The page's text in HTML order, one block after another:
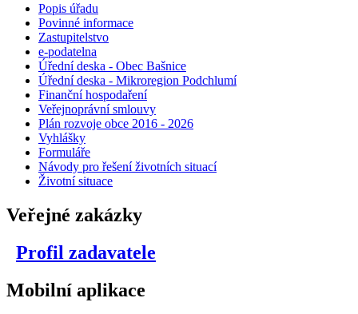
Popis úřadu
Povinné informace
Zastupitelstvo
e-podatelna
Úřední deska - Obec Bašnice
Úřední deska - Mikroregion Podchlumí
Finanční hospodaření
Veřejnoprávní smlouvy
Plán rozvoje obce 2016 - 2026
Vyhlášky
Formuláře
Návody pro řešení životních situací
Životní situace
Veřejné zakázky
Profil zadavatele
Mobilní aplikace